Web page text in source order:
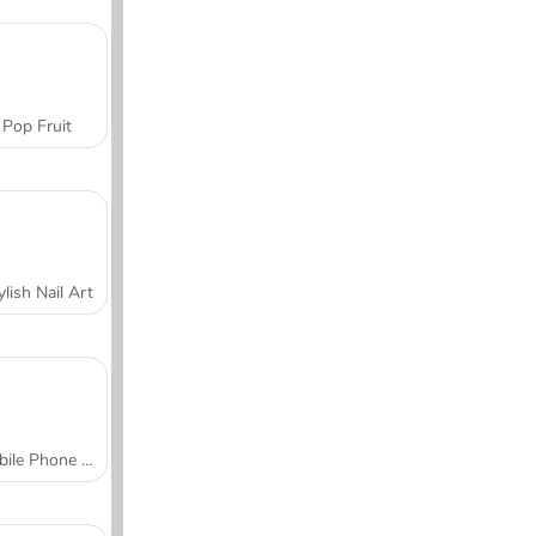
Pop Fruit
Nail Art
Mobile Phone Case Design & DIY